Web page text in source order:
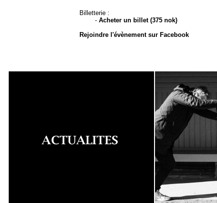
Billetterie :
- Acheter un billet (375 nok)
Rejoindre l'évènement sur Facebook